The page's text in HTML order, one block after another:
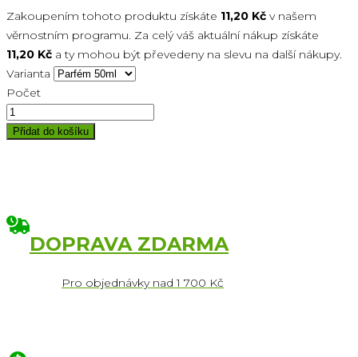
Zakoupením tohoto produktu získáte 11,20 Kč v našem
věrnostním programu. Za celý váš aktuální nákup získáte
11,20 Kč a ty mohou být převedeny na slevu na další nákupy.
Varianta
Počet
Přidat do košíku
DOPRAVA ZDARMA
Pro objednávky nad 1 700 Kč